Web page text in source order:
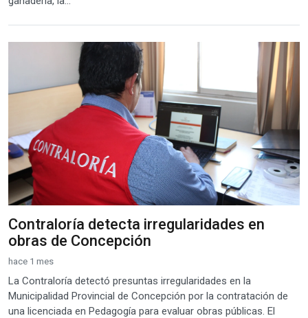
Contraloría detecta irregularidades en
obras de Concepción
hace 1 mes
La Contraloría detectó presuntas irregularidades en la
Municipalidad Provincial de Concepción por la contratación de
una licenciada en Pedagogía para evaluar obras públicas. El